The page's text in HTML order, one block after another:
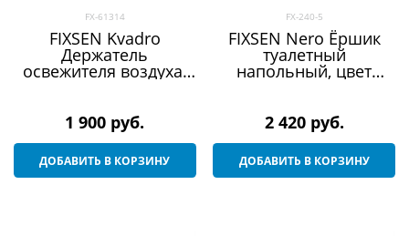
FX-61314
FIXSEN Kvadro
Держатель
освежителя воздуха,
1 900 руб.
ДОБАВИТЬ В КОРЗИНУ
FX-240-5
FIXSEN Nero Ёршик
туалетный
напольный, цвет
2 420 руб.
ДОБАВИТЬ В КОРЗИНУ